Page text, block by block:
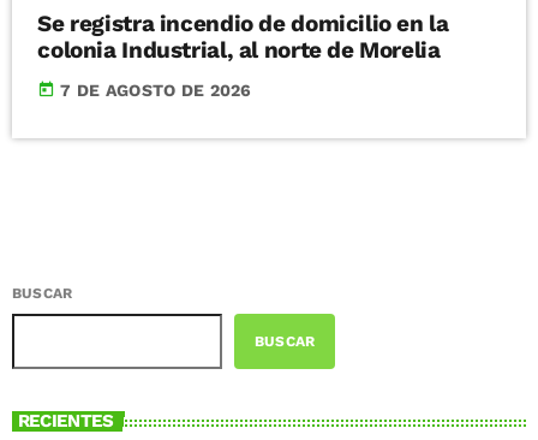
Se registra incendio de domicilio en la
colonia Industrial, al norte de Morelia
today 7 DE AGOSTO DE 2026
BUSCAR
BUSCAR
RECIENTES